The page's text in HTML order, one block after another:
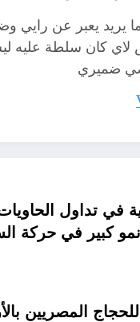
يريد يعبر عن رايي
لاي كان سلطة عليه
ضميري
كبير في حركة
المصريين